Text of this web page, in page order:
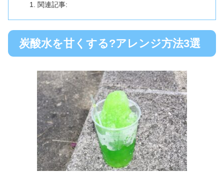
関連記事:
炭酸水を甘くする?アレンジ方法3選